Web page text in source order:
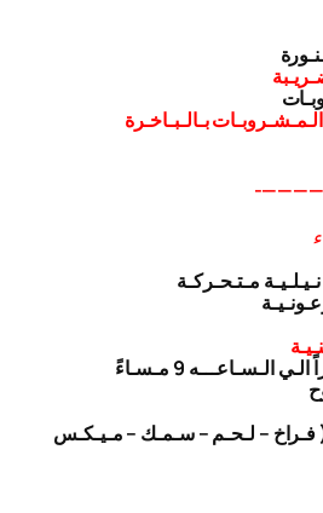
بـالـبـاخـرة
مـتـحـركـة
فـراخ – لـحـم – سـمـك – مـيـكـس